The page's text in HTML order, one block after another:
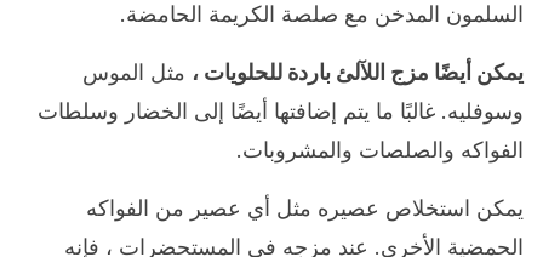
السلمون المدخن مع صلصة الكريمة الحامضة.
يمكن أيضًا مزج اللآلئ باردة للحلويات ، مثل الموس
وسوفليه. غالبًا ما يتم إضافتها أيضًا إلى الخضار وسلطات
الفواكه والصلصات والمشروبات.
يمكن استخلاص عصيره مثل أي عصير من الفواكه
الحمضية الأخرى. عند مزجه في المستحضرات ، فإنه